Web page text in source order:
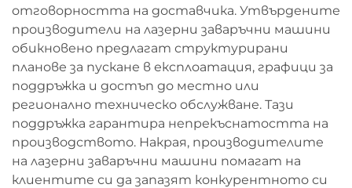
отговорността на доставчика. Утвърдените
производители на лазерни заваръчни машини
обикновено предлагат структурирани
планове за пускане в експлоатация, графици за
поддръжка и достъп до местно или
регионално техническо обслужване. Тази
поддръжка гарантира непрекъснатостта на
производството. Накрая, производителите
на лазерни заваръчни машини помагат на
клиентите си да запазят конкурентното си